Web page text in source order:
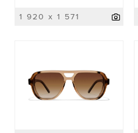
1 920 x 1 571